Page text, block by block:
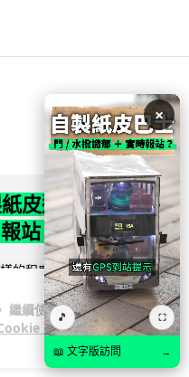
繼續使用
政
皮遙控巴士 門,
站
的程度？一位就讀中三的
的興趣一步步變成真正可
... 閱讀全文
×
🎵 ⛶
📖 文字版訪問 →